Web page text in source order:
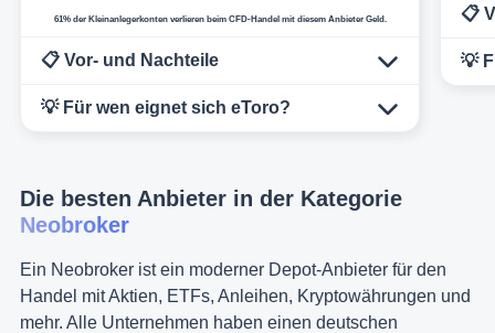
61% der Kleinanlegerkonten verlieren beim CFD-Handel mit diesem Anbieter Geld.
📋 Vor- und Nachteile
💡 Für wen eignet sich eToro?
📋
💡
Die besten Anbieter in der Kategorie
Neobroker
Ein Neobroker ist ein moderner Depot-Anbieter für den
Handel mit Aktien, ETFs, Anleihen, Kryptowährungen und
mehr. Alle Unternehmen haben einen deutschen